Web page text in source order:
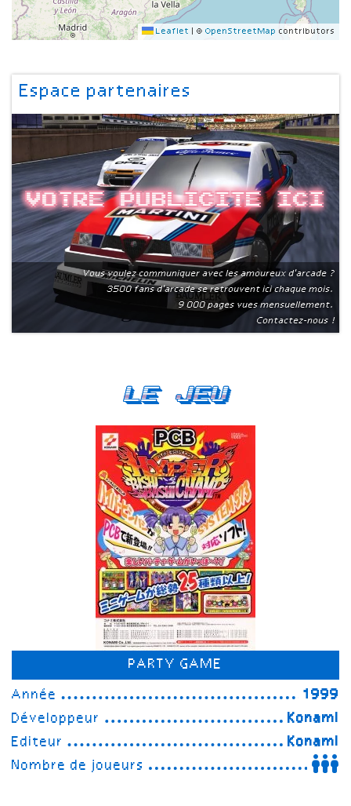
Leaflet © OpenStreetMap contributors
Espace partenaires
Votre publicite ici
Vous voulez communiquer avec les amoureux d'arcade ?
3500 fans d'arcade se retrouvent ici chaque mois.
9 000 pages vues mensuellement.
Contactez-nous !
Le Jeu
PARTY GAME
Année
1999
Développeur
Konami
Editeur
Konami
Nombre de joueurs